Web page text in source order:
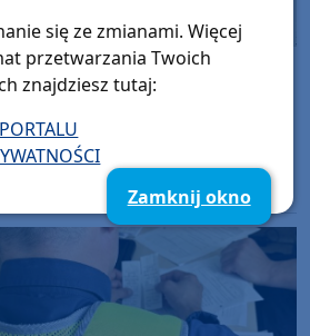
Jubileusz 30-lecia
"Bory Tucholskie".
przed wycieczką do
"Bory Tucholskie" warto
PNBT? (WIDEO)
się ze zmianami. Więcej
przetwarzania Twoich
znajdziesz tutaj:
Zamknij okno